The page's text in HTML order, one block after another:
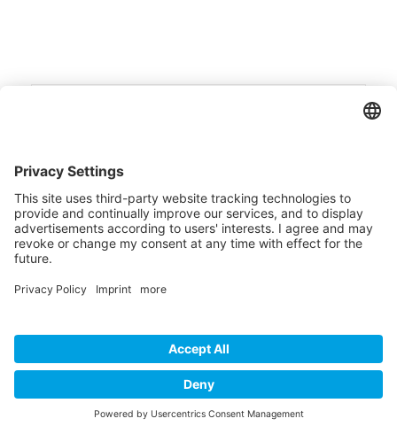
Immobilie verkaufen Vöcklabruck
Immobilie verkaufen Timelkam
Immobilienmakler Attnang-Puchheim